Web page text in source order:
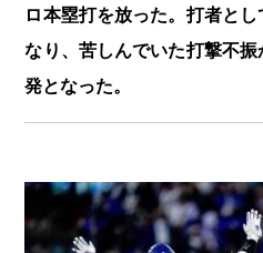
ロ本塁打を放った。打者と
なり、苦しんでいた打撃不
発となった。